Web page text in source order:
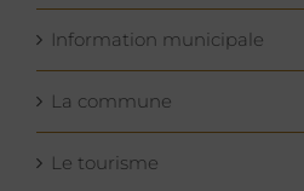
Information municipale
La commune
Le tourisme